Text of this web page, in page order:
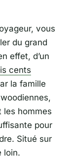
vous
du grand
effet, d’un
cents
la famille
les hommes
pour
Situé sur
loin.